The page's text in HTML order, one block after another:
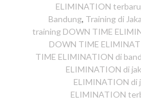
ELIMINATION terbaru
Bandung, Training di
training DOWN TIME
DOWN TIME
TIME ELIMINATION di
ELIMINATION di
ELIMINATION di
ELIMINATION